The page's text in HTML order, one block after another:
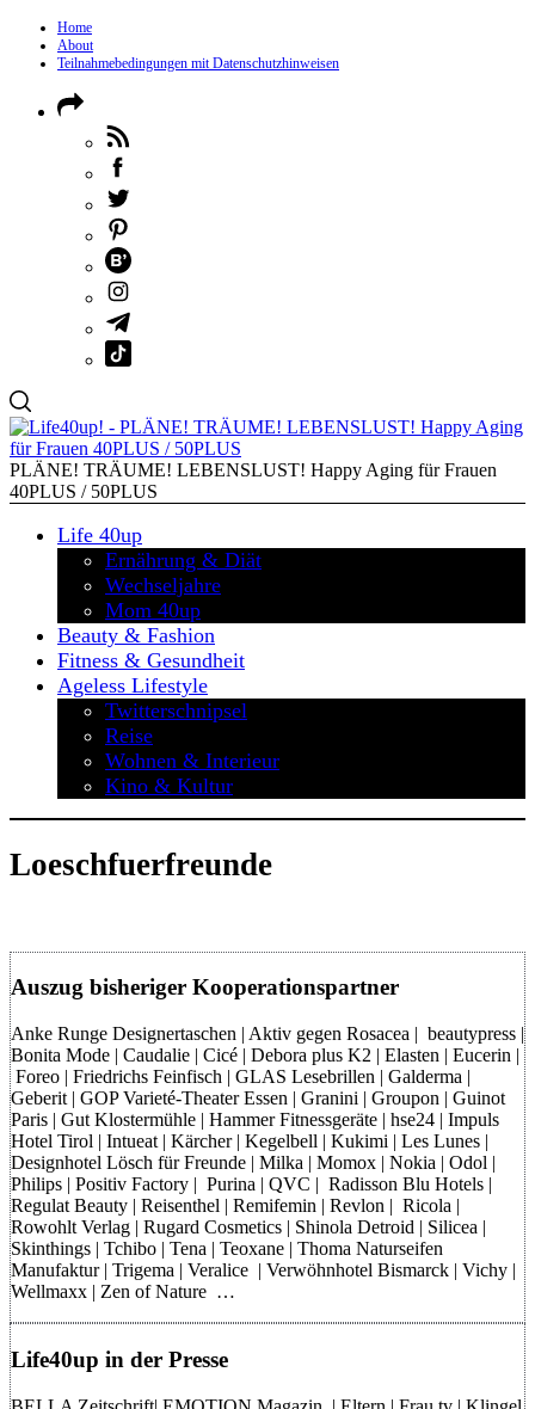
Home
About
Teilnahmebedingungen mit Datenschutzhinweisen
PLÄNE! TRÄUME! LEBENSLUST! Happy Aging für Frauen
40PLUS / 50PLUS
Life 40up
Ernährung & Diät
Wechseljahre
Mom 40up
Beauty & Fashion
Fitness & Gesundheit
Ageless Lifestyle
Twitterschnipsel
Reise
Wohnen & Interieur
Kino & Kultur
Loeschfuerfreunde
Auszug bisheriger Kooperationspartner
Anke Runge Designertaschen | Aktiv gegen Rosacea | beautypress |
Bonita Mode | Caudalie | Cicé | Debora plus K2 | Elasten | Eucerin |
Foreo | Friedrichs Feinfisch | GLAS Lesebrillen | Galderma |
Geberit | GOP Varieté-Theater Essen | Granini | Groupon | Guinot
Paris | Gut Klostermühle | Hammer Fitnessgeräte | hse24 | Impuls
Hotel Tirol | Intueat | Kärcher | Kegelbell | Kukimi | Les Lunes |
Designhotel Lösch für Freunde | Milka | Momox | Nokia | Odol |
Philips | Positiv Factory | Purina | QVC | Radisson Blu Hotels |
Regulat Beauty | Reisenthel | Remifemin | Revlon | Ricola |
Rowohlt Verlag | Rugard Cosmetics | Shinola Detroid | Silicea |
Skinthings | Tchibo | Tena | Teoxane | Thoma Naturseifen
Manufaktur | Trigema | Veralice | Verwöhnhotel Bismarck | Vichy |
Wellmaxx | Zen of Nature …
Life40up in der Presse